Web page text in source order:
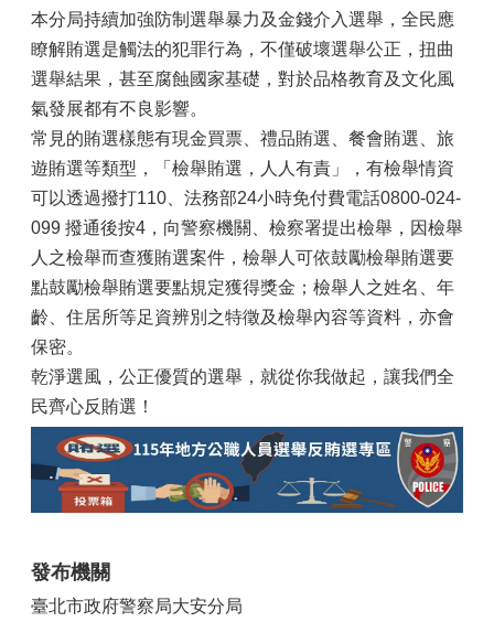
本分局持續加強防制選舉暴力及金錢介入選舉，全民應
瞭解賄選是觸法的犯罪行為，不僅破壞選舉公正，扭曲
選舉結果，甚至腐蝕國家基礎，對於品格教育及文化風
氣發展都有不良影響。
常見的賄選樣態有現金買票、禮品賄選、餐會賄選、旅
遊賄選等類型，「檢舉賄選，人人有責」，有檢舉情資
可以透過撥打110、法務部24小時免付費電話0800-024-
099 撥通後按4，向警察機關、檢察署提出檢舉，因檢舉
人之檢舉而查獲賄選案件，檢舉人可依鼓勵檢舉賄選要
點鼓勵檢舉賄選要點規定獲得獎金；檢舉人之姓名、年
齡、住居所等足資辨別之特徵及檢舉內容等資料，亦會
保密。
乾淨選風，公正優質的選舉，就從你我做起，讓我們全
民齊心反賄選！
發布機關
臺北市政府警察局大安分局